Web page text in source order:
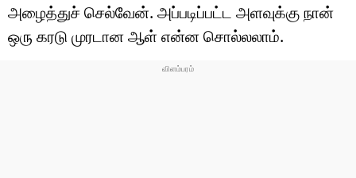
அழைத்துச் செல்வேன். அப்படிப்பட்ட அளவுக்கு நான்
ஒரு கரடு முரடான ஆள் என்ன சொல்லலாம்.